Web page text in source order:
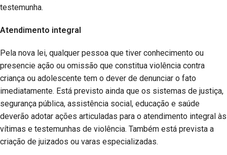
testemunha.
Atendimento integral
Pela nova lei, qualquer pessoa que tiver conhecimento ou
presencie ação ou omissão que constitua violência contra
criança ou adolescente tem o dever de denunciar o fato
imediatamente. Está previsto ainda que os sistemas de justiça,
segurança pública, assistência social, educação e saúde
deverão adotar ações articuladas para o atendimento integral às
vítimas e testemunhas de violência. Também está prevista a
criação de juizados ou varas especializadas.